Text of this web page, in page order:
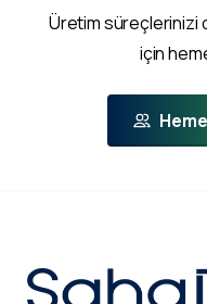
Üretim süreçlerinizi
için